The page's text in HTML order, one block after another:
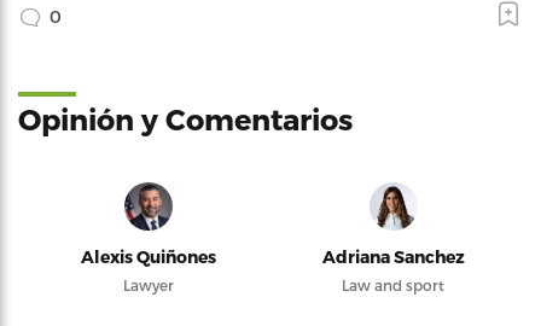
0
Opinión y Comentarios
Alexis Quiñones
Lawyer
Adriana Sanchez
Law and sport